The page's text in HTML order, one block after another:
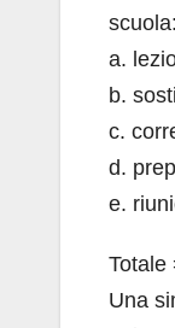
scuola:
a.
b.
c.
d.
e.
Totale
Una